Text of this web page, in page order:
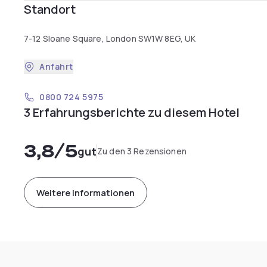
Standort
7-12 Sloane Square, London SW1W 8EG, UK
Anfahrt
0800 724 5975
3 Erfahrungsberichte zu diesem Hotel
3,8/5gutZu den 3 Rezensionen
Weitere Informationen